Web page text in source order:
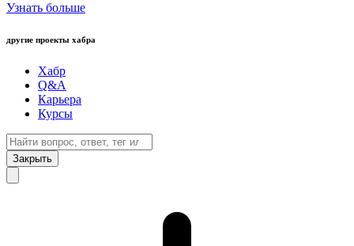
Узнать больше
другие проекты хабра
Хабр
Q&A
Карьера
Курсы
Закрыть